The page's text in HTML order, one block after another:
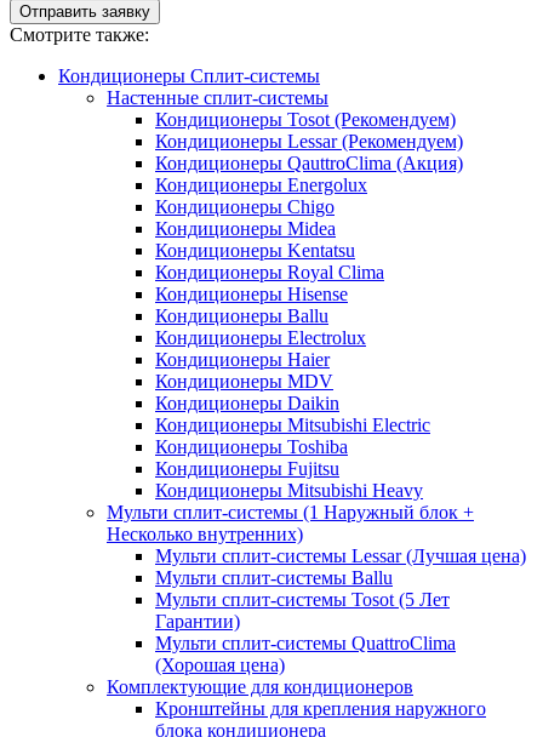
Отправить заявку
Смотрите также:
Кондиционеры Сплит-системы
Настенные сплит-системы
Кондиционеры Tosot (Рекомендуем)
Кондиционеры Lessar (Рекомендуем)
Кондиционеры QauttroClima (Акция)
Кондиционеры Energolux
Кондиционеры Chigo
Кондиционеры Midea
Кондиционеры Kentatsu
Кондиционеры Royal Clima
Кондиционеры Hisense
Кондиционеры Ballu
Кондиционеры Electrolux
Кондиционеры Haier
Кондиционеры MDV
Кондиционеры Daikin
Кондиционеры Mitsubishi Electric
Кондиционеры Toshiba
Кондиционеры Fujitsu
Кондиционеры Mitsubishi Heavy
Мульти сплит-системы (1 Наружный блок +
Несколько внутренних)
Мульти сплит-системы Lessar (Лучшая цена)
Мульти сплит-системы Ballu
Мульти сплит-системы Tosot (5 Лет
Гарантии)
Мульти сплит-системы QuattroClima
(Хорошая цена)
Комплектующие для кондиционеров
Кронштейны для крепления наружного
блока кондиционера